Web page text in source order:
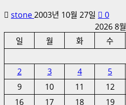
stone2003년 10월 27일
0
2026 8월
일
월 화 수
2
3 4 5
9
10 11 12
16
17 18 19